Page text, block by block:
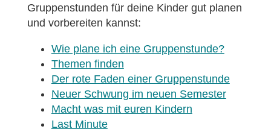
Gruppenstunden für deine Kinder gut planen
und vorbereiten kannst:
Wie plane ich eine Gruppenstunde?
Themen finden
Der rote Faden einer Gruppenstunde
Neuer Schwung im neuen Semester
Macht was mit euren Kindern
Last Minute